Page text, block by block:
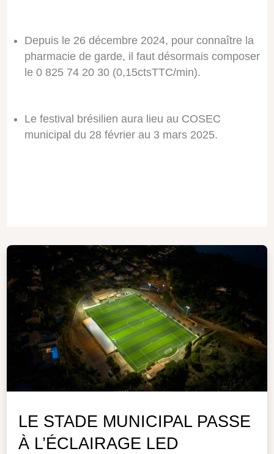
Depuis le 26 décembre 2024, pour connaître la
pharmacie de garde, il faut désormais composer
le 0 825 74 20 30 (0,15ctsTTC/min).
Le festival brésilien aura lieu au COSEC
municipal du 28 février au 3 mars 2025.
LE STADE MUNICIPAL PASSE
À L’ÉCLAIRAGE LED